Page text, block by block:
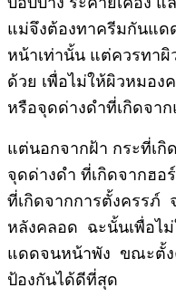
แม่จึงต้องทาครีมกันแด
หน้าเท่านั้น แต่ควรทา
ด้วย เพื่อไม่ให้ผิวหมอง
หรือจุดด่างดำที่เกิดจา
แต่นอกจากฝ้า กระที่เ
จุดด่างดำ ที่เกิดจากฮ
ที่เกิดจากการตั้งครรภ์
หลังคลอด ฉะนั้นเพื่อไ
แดดจนหน้าพัง ขณะตั้ง
ป้องกันได้ดีที่สุด